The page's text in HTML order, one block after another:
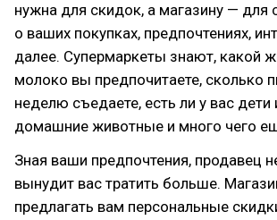
нужна для скидок, а магазину — для
о ваших покупках, предпочтениях,
далее. Супермаркеты знают, какой
молоко вы предпочитаете, сколько
неделю съедаете, есть ли у вас дети
домашние животные и много чего
Зная ваши предпочтения, продавец
вынудит вас тратить больше.
предлагать вам персональные